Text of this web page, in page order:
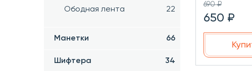
Ободная лента
22
Манетки 66
Шифтера 34
690 ₽
650 ₽